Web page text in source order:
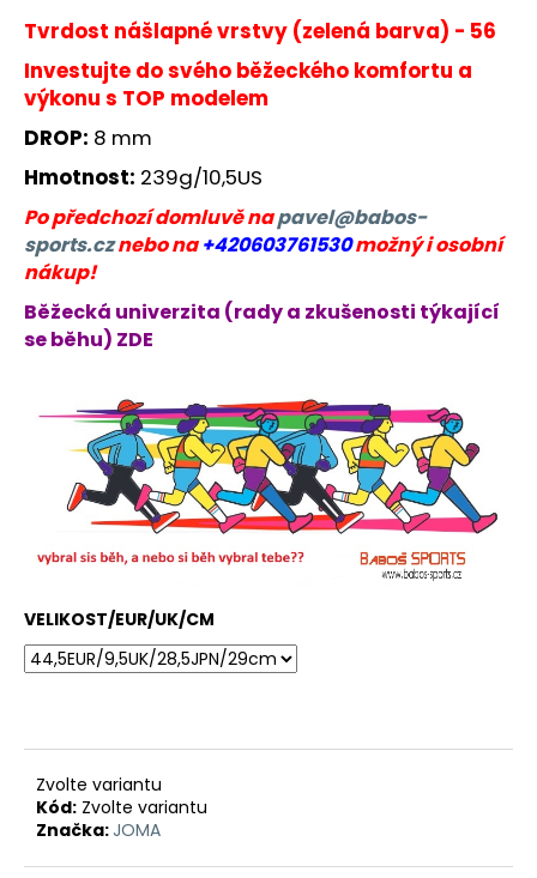
Tvrdost nášlapné vrstvy (zelená barva) - 56
Investujte do svého běžeckého komfortu a
výkonu s TOP modelem
DROP: 8 mm
Hmotnost: 239g/10,5US
Po předchozí domluvě napavel@babos-
sports.cznebo na+420603761530možný i osobní
nákup!
Běžecká univerzita (rady a zkušenosti týkající
se běhu) ZDE
VELIKOST/EUR/UK/CM
Zvolte variantu
Kód: Zvolte variantu
Značka:JOMA